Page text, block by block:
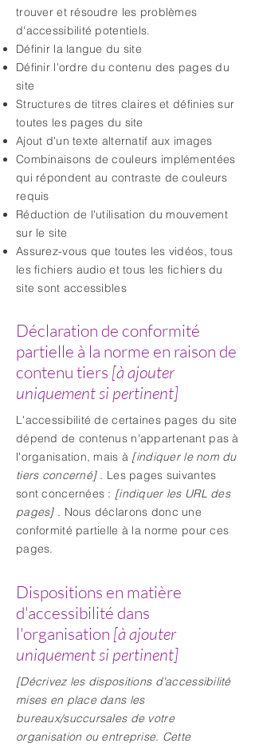
trouver et résoudre les problèmes
d'accessibilité potentiels.
Définir la langue du site
Définir l'ordre du contenu des pages du
site
Structures de titres claires et définies sur
toutes les pages du site
Ajout d'un texte alternatif aux images
Combinaisons de couleurs implémentées
qui répondent au contraste de couleurs
requis
Réduction de l'utilisation du mouvement
sur le site
Assurez-vous que toutes les vidéos, tous
les fichiers audio et tous les fichiers du
site sont accessibles
Déclaration de conformité
partielle à la norme en raison de
contenu tiers [à ajouter
uniquement si pertinent]
L'accessibilité de certaines pages du site
dépend de contenus n'appartenant pas à
l'organisation, mais à [indiquer le nom du
tiers concerné]. Les pages suivantes
sont concernées : [indiquer les URL des
pages]. Nous déclarons donc une
conformité partielle à la norme pour ces
pages.
Dispositions en matière
d'accessibilité dans
l'organisation [à ajouter
uniquement si pertinent]
[Décrivez les dispositions d'accessibilité
mises en place dans les
bureaux/succursales de votre
organisation ou entreprise. Cette